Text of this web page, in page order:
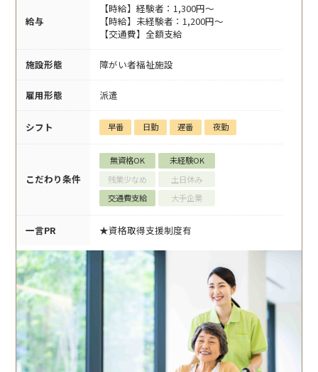
給与
【時給】経験者：1,300円～
【時給】未経験者：1,200円～
【交通費】全額支給
施設形態 障がい者福祉施設
雇用形態 派遣
シフト 早番 日勤 遅番 夜勤
こだわり条件
無資格OK
未経験OK
残業少なめ
土日休み
交通費支給
大手企業
一言PR ★資格取得支援制度有